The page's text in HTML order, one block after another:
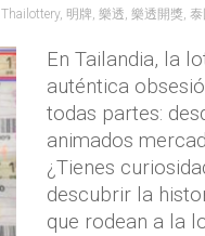
Thailottery, 明牌, 樂透, 樂透開獎, 泰
En Tailandia, la
auténtica
todas partes:
animados
¿Tienes
descubrir la
que rodean a la